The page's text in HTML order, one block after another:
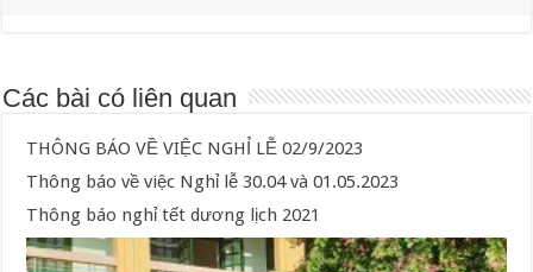
Các bài có liên quan
THÔNG BÁO VỀ VIỆC NGHỈ LỄ 02/9/2023
Thông báo về việc Nghỉ lễ 30.04 và 01.05.2023
Thông báo nghỉ tết dương lịch 2021